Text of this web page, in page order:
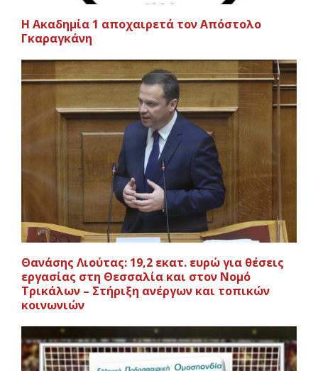
Η Ακαδημία 1 αποχαιρετά τον Απόστολο
Γκαραγκάνη
Θανάσης Λιούτας: 19,2 εκατ. ευρώ για θέσεις
εργασίας στη Θεσσαλία και στον Νομό
Τρικάλων – Στήριξη ανέργων και τοπικών
κοινωνιών